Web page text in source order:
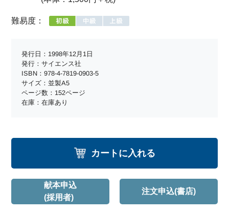
難易度：
発行日：1998年12月1日
発行：サイエンス社
ISBN：978-4-7819-0903-5
サイズ：並製A5
ページ数：152ページ
在庫：在庫あり
カートに入れる
献本申込
(採用者)
注文申込(書店)